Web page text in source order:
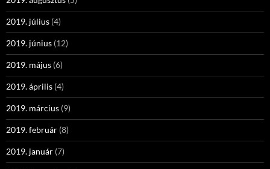
2019. július (4)
2019. június (12)
2019. május (6)
2019. április (4)
2019. március (9)
2019. február (8)
2019. január (7)